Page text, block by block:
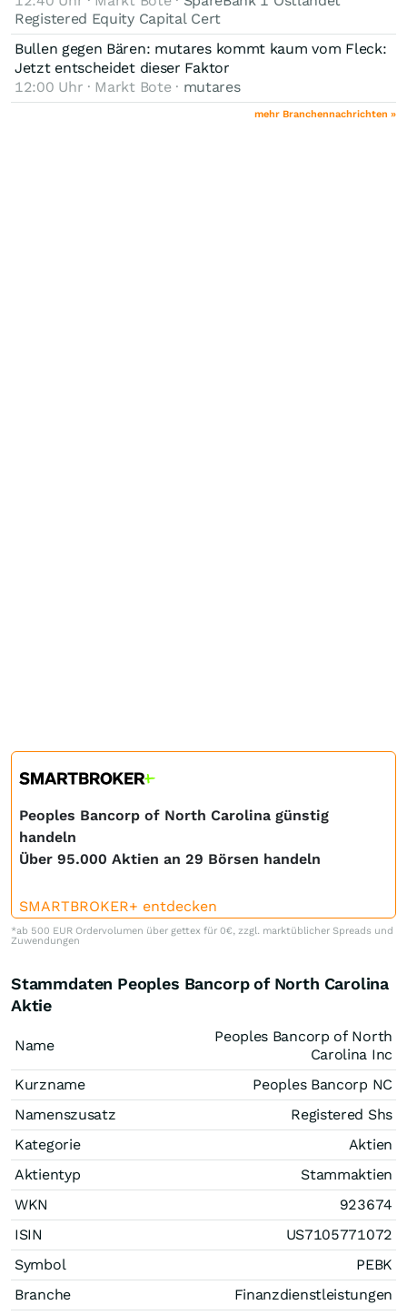
Registered Equity Capital Cert
Bullen gegen Bären: mutares kommt kaum vom Fleck:
Jetzt entscheidet dieser Faktor
12:00 Uhr · Markt Bote · mutares
mehr Branchennachrichten »
Peoples Bancorp of North Carolina günstig
handeln
Über 95.000 Aktien an 29 Börsen handeln
SMARTBROKER+ entdecken
*ab 500 EUR Ordervolumen über gettex für 0€, zzgl. marktüblicher Spreads und
Zuwendungen
Stammdaten Peoples Bancorp of North Carolina
Aktie
Name
Peoples Bancorp of North
Carolina Inc
Kurzname
Peoples Bancorp NC
Namenszusatz
Registered Shs
Kategorie
Aktien
Aktientyp
Stammaktien
WKN
923674
ISIN
US7105771072
Symbol
PEBK
Branche
Finanzdienstleistungen